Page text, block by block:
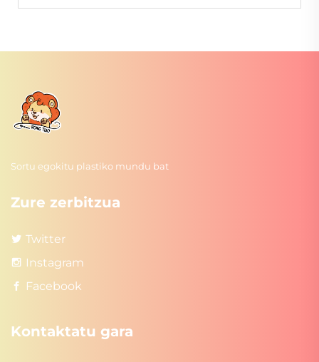
Sortu egokitu plastiko mundu bat
Zure zerbitzua
Twitter
Instagram
Facebook
Kontaktatu gara